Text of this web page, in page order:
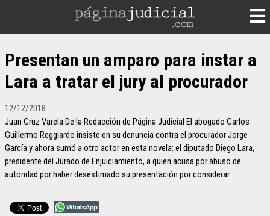
Presentan un amparo para instar a
Lara a tratar el jury al procurador
12/12/2018
Juan Cruz Varela De la Redacción de Página Judicial El abogado Carlos
Guillermo Reggiardo insiste en su denuncia contra el procurador Jorge
García y ahora sumó a otro actor en esta novela: el diputado Diego Lara,
presidente del Jurado de Enjuiciamiento, a quien acusa por abuso de
autoridad por haber desestimado su presentación por considerar